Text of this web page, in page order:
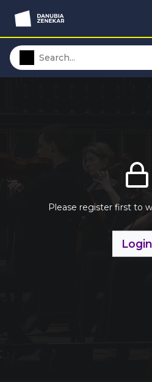
Please register first to
Login